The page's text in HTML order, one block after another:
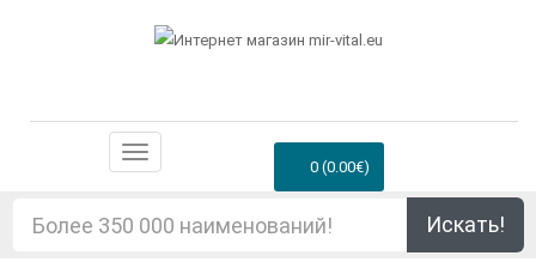
0 (0.00€)
Искать!